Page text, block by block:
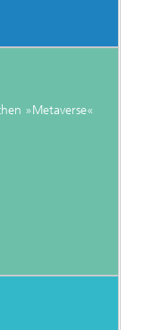
»Metaverse«